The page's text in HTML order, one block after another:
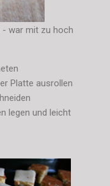
war mit zu hoch
Platte ausrollen
legen und leicht